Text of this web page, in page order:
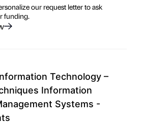
our request letter to ask
funding.
Technology –
Information
Systems -